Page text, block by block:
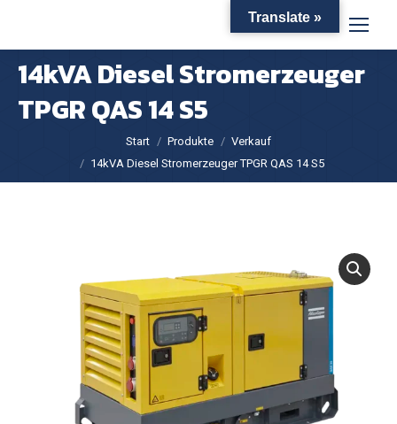
14kVA Diesel Stromerzeuger
TPGR QAS 14 S5
Sie befinden sich hier:
Start Produkte
Verkauf
14kVA Diesel Stromerzeuger TPGR QAS 14 S5
Translate »